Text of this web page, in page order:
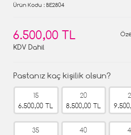
Ürün Kodu : BE2804
6.500,00 TL
KDV Dahil
Pastanız kaç kişilik olsun?
15
6.500,00 TL
20
8.500,00 TL
35
40